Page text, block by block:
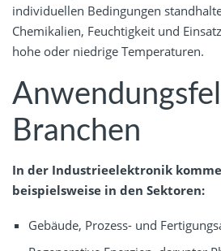
individuellen Bedingungen
Chemikalien, Feuchtigkeit und
hohe oder niedrige Temperaturen.
Branchen
In der Industrieelektronik
beispielsweise in den Sektoren:
Gebäude, Prozess- und